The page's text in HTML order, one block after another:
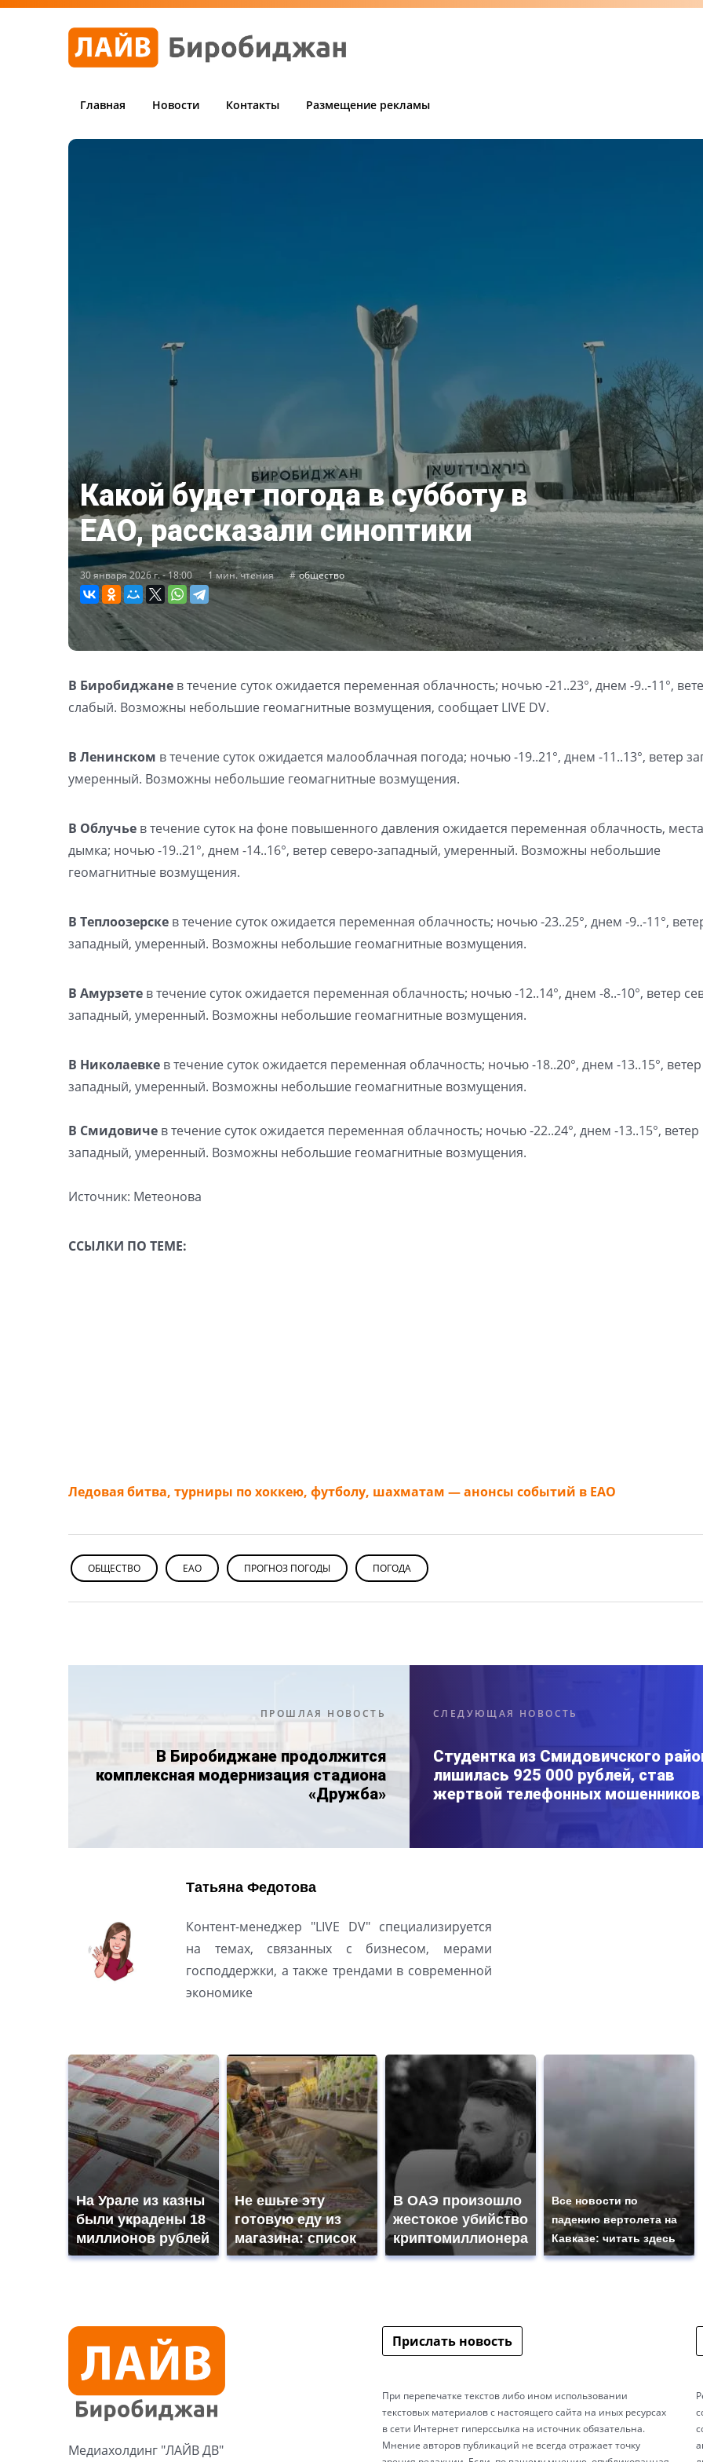
Главная Новости Контакты Размещение рекламы
Какой будет погода в субботу в
ЕАО, рассказали синоптики
30 января 2026 г. - 18:00 1 мин. чтения общество
В Биробиджане в течение суток ожидается переменная облачность; ночью -21..23°, днем -9..-11°,
слабый. Возможны небольшие геомагнитные возмущения, сообщает LIVE DV.
В Ленинском в течение суток ожидается малооблачная погода; ночью -19..21°, днем -11..13°, ветер
умеренный. Возможны небольшие геомагнитные возмущения.
В Облучье в течение суток на фоне повышенного давления ожидается переменная облачность,
дымка; ночью -19..21°, днем -14..16°, ветер северо-западный, умеренный. Возможны небольшие
геомагнитные возмущения.
В Теплоозерске в течение суток ожидается переменная облачность; ночью -23..25°, днем -9..-11°,
западный, умеренный. Возможны небольшие геомагнитные возмущения.
В Амурзете в течение суток ожидается переменная облачность; ночью -12..14°, днем -8..-10°, ветер
западный, умеренный. Возможны небольшие геомагнитные возмущения.
В Николаевке в течение суток ожидается переменная облачность; ночью -18..20°, днем -13..15°,
западный, умеренный. Возможны небольшие геомагнитные возмущения.
В Смидовиче в течение суток ожидается переменная облачность; ночью -22..24°, днем -13..15°,
западный, умеренный. Возможны небольшие геомагнитные возмущения.
Источник: Метеонова
ССЫЛКИ ПО ТЕМЕ:
Ледовая битва, турниры по хоккею, футболу, шахматам — анонсы событий в ЕАО
ОБЩЕСТВО ЕАО ПРОГНОЗ ПОГОДЫ ПОГОДА
ПРОШЛАЯ НОВОСТЬ
В Биробиджане продолжится
комплексная модернизация стадиона
«Дружба»
СЛЕДУЮЩАЯ НОВОСТЬ
Студентка из Смидовичского
лишилась 925 000 рублей, став
жертвой телефонных мошенников
Татьяна Федотова
Контент-менеджер "LIVE DV" специализируется
на темах, связанных с бизнесом, мерами
господдержки, а также трендами в современной
экономике
На Урале из казны
были украдены 18
миллионов рублей
Не ешьте эту
готовую еду из
магазина: список
В ОАЭ произошло
жестокое убийство
криптомиллионера
Все новости по
падению вертолета на
Кавказе: читать здесь
Медиахолдинг "ЛАЙВ ДВ"
Прислать новость
При перепечатке текстов либо ином использовании
текстовых материалов с настоящего сайта на иных ресурсах
в сети Интернет гиперссылка на источник обязательна.
Мнение авторов публикаций не всегда отражает точку